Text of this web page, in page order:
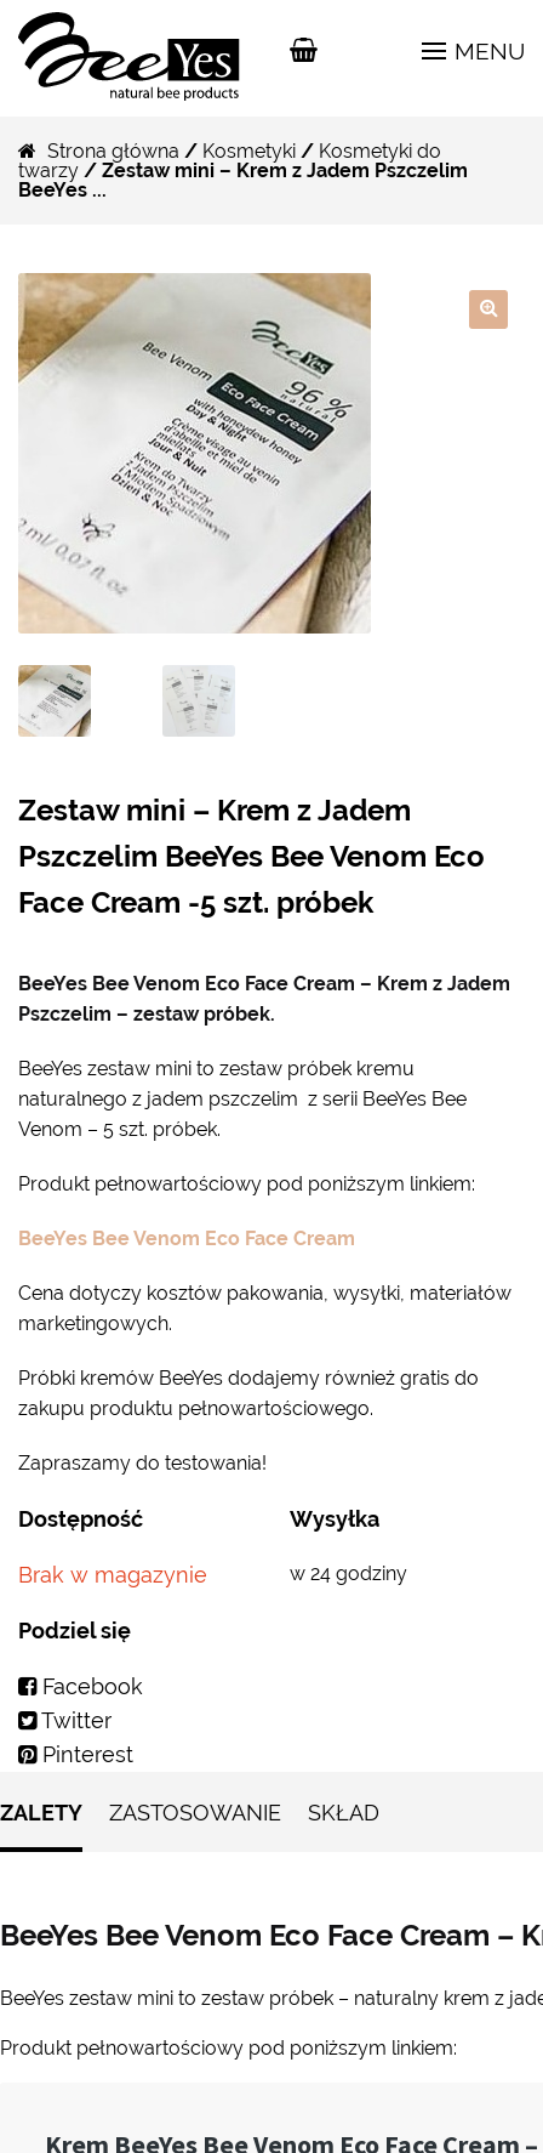
MENU
Strona główna / Kosmetyki/ Kosmetyki do
twarzy / Zestaw mini – Krem z Jadem Pszczelim
BeeYes ...
Zestaw mini – Krem z Jadem
Pszczelim BeeYes Bee Venom Eco
Face Cream -5 szt. próbek
BeeYes Bee Venom Eco Face Cream – Krem z Jadem
Pszczelim – zestaw próbek.
BeeYes zestaw mini to zestaw próbek kremu
naturalnego z jadem pszczelim z serii BeeYes Bee
Venom – 5 szt. próbek.
Produkt pełnowartościowy pod poniższym linkiem:
BeeYes Bee Venom Eco Face Cream
Cena dotyczy kosztów pakowania, wysyłki, materiałów
marketingowych.
Próbki kremów BeeYes dodajemy również gratis do
zakupu produktu pełnowartościowego.
Zapraszamy do testowania!
Dostępność
Brak w magazynie
Wysyłka
w 24 godziny
Podziel się
Facebook
Twitter
Pinterest
ZALETY ZASTOSOWANIE SKŁAD
BeeYes Bee Venom Eco Face Cream
BeeYes zestaw mini to zestaw próbek – naturalny krem z
Produkt pełnowartościowy pod poniższym linkiem: